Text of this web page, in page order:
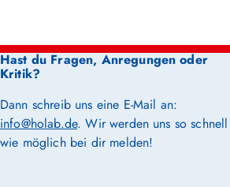
Hast du Fragen, Anregungen oder
Kritik?
Dann schreib uns eine E-Mail an:
info@holab.de. Wir werden uns so schnell
wie möglich bei dir melden!